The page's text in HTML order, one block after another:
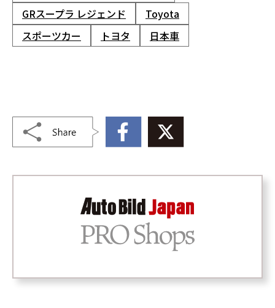
GRスープラ レジェンド
Toyota
スポーツカー
トヨタ 日本車